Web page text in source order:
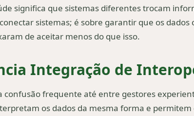
significa que sistemas diferentes trocam
sistemas; é sobre garantir que os
de aceitar menos do que isso.
Integração de
confusão frequente até entre gestores
os dados da mesma forma e